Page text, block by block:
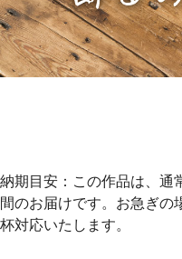
納期目安：この作品は、通
間のお届けです。お急ぎの
杯対応いたします。